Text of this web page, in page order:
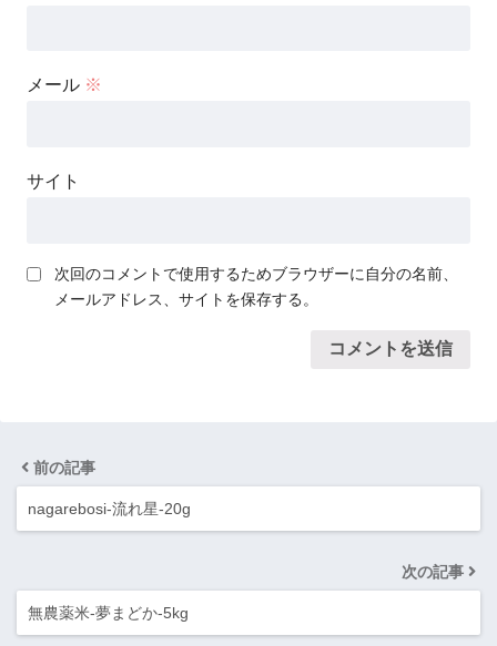
メール ※
サイト
次回のコメントで使用するためブラウザーに自分の名前、
メールアドレス、サイトを保存する。
前の記事
nagarebosi-流れ星-20g
次の記事
無農薬米-夢まどか-5kg